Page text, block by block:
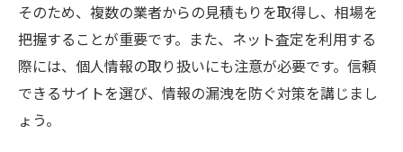
そのため、複数の業者からの見積もりを取得し、相場を
把握することが重要です。また、ネット査定を利用する
際には、個人情報の取り扱いにも注意が必要です。信頼
できるサイトを選び、情報の漏洩を防ぐ対策を講じまし
ょう。